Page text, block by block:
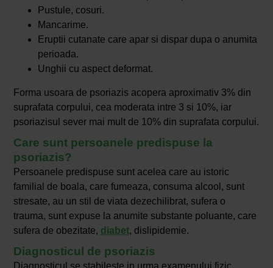
Pustule, cosuri.
Mancarime.
Eruptii cutanate care apar si dispar dupa o anumita
perioada.
Unghii cu aspect deformat.
Forma usoara de psoriazis acopera aproximativ 3% din
suprafata corpului, cea moderata intre 3 si 10%, iar
psoriazisul sever mai mult de 10% din suprafata corpului.
Care sunt persoanele predispuse la
psoriazis?
Persoanele predispuse sunt acelea care au istoric
familial de boala, care fumeaza, consuma alcool, sunt
stresate, au un stil de viata dezechilibrat, sufera o
trauma, sunt expuse la anumite substante poluante, care
sufera de obezitate, diabet, dislipidemie.
Diagnosticul de psoriazis
Diagnosticul se stabileste in urma examenului fizic.